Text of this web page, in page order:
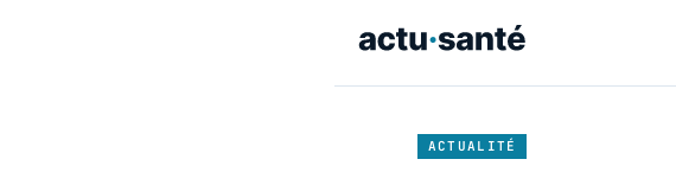
ACTUALITÉ